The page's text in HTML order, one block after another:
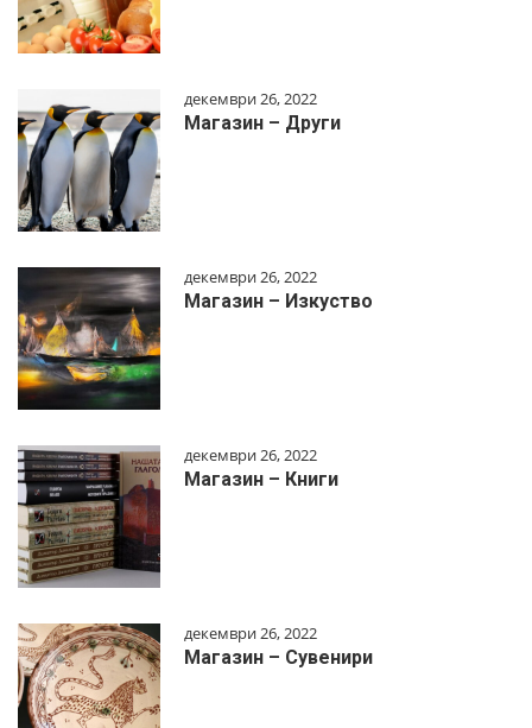
декември 26, 2022
Магазин – Други
декември 26, 2022
Магазин – Изкуство
декември 26, 2022
Магазин – Книги
декември 26, 2022
Магазин – Сувенири